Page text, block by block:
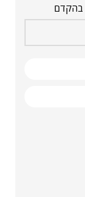
בהקדם